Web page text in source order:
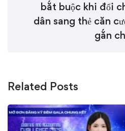
bắt buộc khi đổi
dân sang thẻ căn
gắn
Related Posts